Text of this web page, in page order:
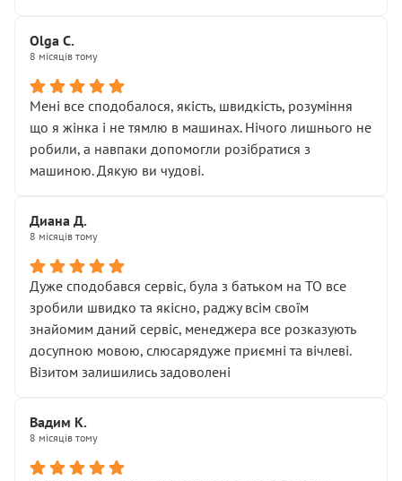
Стосовно комунікації - все добре
Olga С.
8 місяців тому
Мені все сподобалося, якість, швидкість, розуміння
що я жінка і не тямлю в машинах. Нічого лишнього не
робили, а навпаки допомогли розібратися з
машиною. Дякую ви чудові.
Диана Д.
8 місяців тому
Дуже сподобався сервіс, була з батьком на ТО все
зробили швидко та якісно, раджу всім своїм
знайомим даний сервіс, менеджера все розказують
досупною мовою, слюсарядуже приємні та вічлеві.
Візитом залишились задоволені
Вадим К.
8 місяців тому